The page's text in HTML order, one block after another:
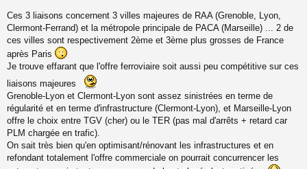
Ces 3 liaisons concernent 3 villes majeures de RAA (Grenoble, Lyon,
Clermont-Ferrand) et la métropole principale de PACA (Marseille) ... 2 de
ces villes sont respectivement 2ème et 3ème plus grosses de France
après Paris
Je trouve effarant que l'offre ferroviaire soit aussi peu compétitive sur ces
liaisons majeures
Grenoble-Lyon et Clermont-Lyon sont assez sinistrées en terme de
régularité et en terme d'infrastructure (Clermont-Lyon), et Marseille-Lyon
offre le choix entre TGV (cher) ou le TER (pas mal d'arrêts + retard car
PLM chargée en trafic).
On sait très bien qu'en optimisant/rénovant les infrastructures et en
refondant totalement l'offre commerciale on pourrait concurrencer les